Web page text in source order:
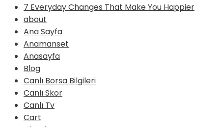
7 Everyday Changes That Make You Happier
about
Ana Sayfa
Anamanset
Anasayfa
Blog
Canlı Borsa Bilgileri
Canlı Skor
Canlı Tv
Cart